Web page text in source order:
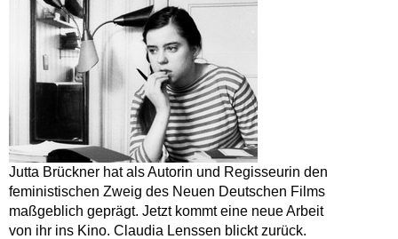
Jutta Brückner hat als Autorin und Regisseurin den
feministischen Zweig des Neuen Deutschen Films
maßgeblich geprägt. Jetzt kommt eine neue Arbeit
von ihr ins Kino. Claudia Lenssen blickt zurück.